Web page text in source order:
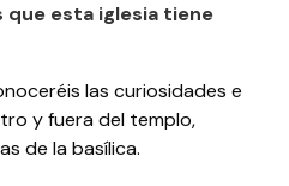
esta iglesia tiene
las curiosidades e
y fuera del templo,
de la basílica.